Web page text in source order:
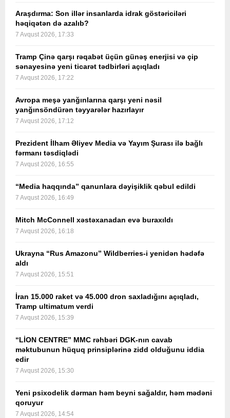
Araşdırma: Son illər insanlarda idrak göstəriciləri
həqiqətən də azalıb?
7 Avqust 2026, 17:33
Tramp Çinə qarşı rəqabət üçün günəş enerjisi və çip
sənayesinə yeni ticarət tədbirləri açıqladı
7 Avqust 2026, 17:22
Avropa meşə yanğınlarına qarşı yeni nəsil
yanğınsöndürən təyyarələr hazırlayır
7 Avqust 2026, 17:12
Prezident İlham Əliyev Media və Yayım Şurası ilə bağlı
fərmanı təsdiqlədi
7 Avqust 2026, 16:55
“Media haqqında” qanunlara dəyişiklik qəbul edildi
7 Avqust 2026, 16:49
Mitch McConnell xəstəxanadan evə buraxıldı
7 Avqust 2026, 16:18
Ukrayna “Rus Amazonu” Wildberries-i yenidən hədəfə
aldı
7 Avqust 2026, 15:51
İran 15.000 raket və 45.000 dron saxladığını açıqladı,
Tramp ultimatum verdi
7 Avqust 2026, 15:39
“LİON CENTRE” MMC rəhbəri DGK-nın cavab
məktubunun hüquq prinsiplərinə zidd olduğunu iddia
edir
7 Avqust 2026, 15:30
Yeni psixodelik dərman həm beyni sağaldır, həm mədəni
qoruyur
7 Avqust 2026, 14:54